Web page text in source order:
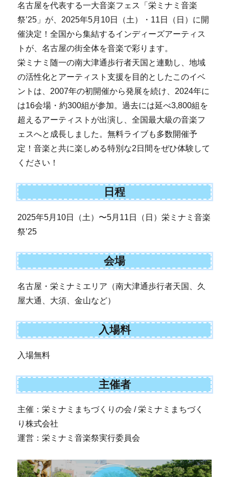
名古屋を代表する一大音楽フェス「栄ミナミ音楽
祭’25」が、2025年5月10日（土）・11日（日）に開
催決定！全国から集結するインディーズアーティス
トが、名古屋の街全体を音楽で彩ります。
栄ミナミ随一の南大津通歩行者天国と連動し、地域
の活性化とアーティスト支援を目的としたこのイベ
ントは、2007年の初開催から発展を続け、2024年に
は16会場・約300組が参加。過去には延べ3,800組を
超えるアーティストが出演し、全国最大級の音楽フ
ェスへと成長しました。無料ライブも多数開催予
定！音楽と共に楽しめる特別な2日間をぜひ体験して
ください！
日程
2025年5月10日（土）〜5月11日（日）栄ミナミ音楽
祭’25
会場
名古屋・栄ミナミエリア（南大津通歩行者天国、久
屋大通、大須、金山など）
入場料
入場無料
主催者
主催：栄ミナミまちづくりの会 / 栄ミナミまちづく
り株式会社
運営：栄ミナミ音楽祭実行委員会